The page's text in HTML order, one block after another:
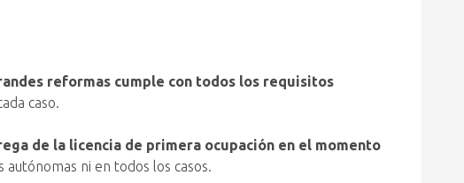
reformas cumple con todos los requisitos
caso.
de la licencia de primera ocupación en el momento
ni en todos los casos.